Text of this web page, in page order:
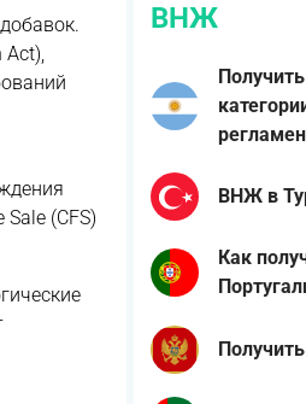
Act),
(CFS)
ВНЖ
ВНЖ в
Как